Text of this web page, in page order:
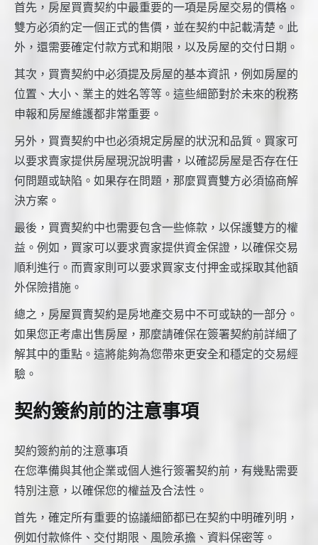
首先，房屋買賣契約中最重要的一項是房屋交易的價格。
雙方必須約定一個正式的售價，並在契約中記載清楚。此
外，還需要確定付款方式和期限，以及房屋的交付日期。
其次，買賣契約中必須提及房屋的基本資訊，例如房屋的
位置、大小、業主的姓名等等。這些細節對於未來的稅務
申報和房屋維護都非常重要。
另外，買賣契約中也必須規定房屋的狀況和品質。買家可
以要求賣家提供房屋現況說明書，以確認房屋是否存在任
何問題或缺陷。如果存在問題，那麼買賣雙方必須協商解
決方案。
最後，買賣契約中也需要包含一些條款，以保護雙方的權
益。例如，買家可以要求賣家提供資金保證，以確保交易
順利進行。而賣家則可以要求買家支付押金或採取其他額
外保險措施。
總之，房屋買賣契約是房地產交易中不可或缺的一部分。
如果您正考慮出售房屋，那麼請確保在簽署契約前詳細了
解其中的重點。這將能夠為您帶來更安全和穩定的交易經
驗。
契約簽約前的注意事項
契約簽約前的注意事項
在您準備與其他企業或個人進行簽署契約前，有幾點需要
特別注意，以確保您的權益及合法性。
首先，確定所有重要的協議細節都已在契約中明確列明，
例如付款條件、交付期限、風險承擔、資料保密等。